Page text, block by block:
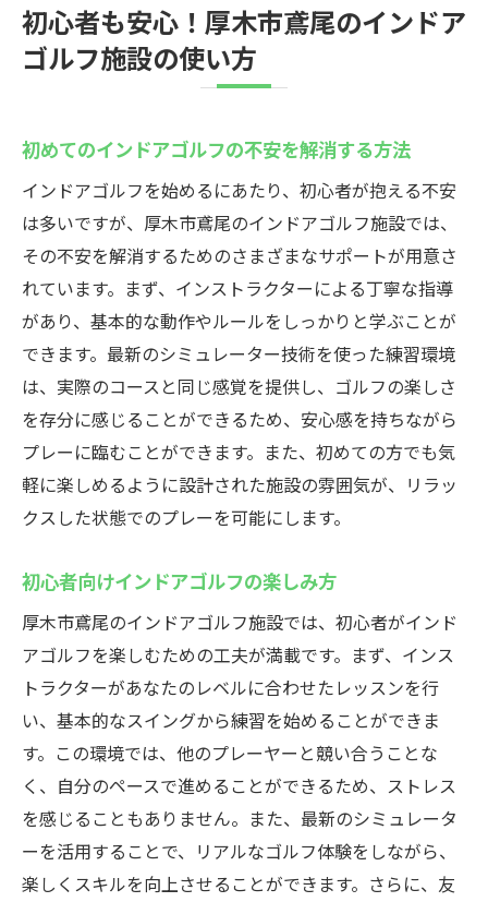
初心者も安心！厚木市鳶尾のインドア
ゴルフ施設の使い方
初めてのインドアゴルフの不安を解消する方法
インドアゴルフを始めるにあたり、初心者が抱える不安
は多いですが、厚木市鳶尾のインドアゴルフ施設では、
その不安を解消するためのさまざまなサポートが用意さ
れています。まず、インストラクターによる丁寧な指導
があり、基本的な動作やルールをしっかりと学ぶことが
できます。最新のシミュレーター技術を使った練習環境
は、実際のコースと同じ感覚を提供し、ゴルフの楽しさ
を存分に感じることができるため、安心感を持ちながら
プレーに臨むことができます。また、初めての方でも気
軽に楽しめるように設計された施設の雰囲気が、リラッ
クスした状態でのプレーを可能にします。
初心者向けインドアゴルフの楽しみ方
厚木市鳶尾のインドアゴルフ施設では、初心者がインド
アゴルフを楽しむための工夫が満載です。まず、インス
トラクターがあなたのレベルに合わせたレッスンを行
い、基本的なスイングから練習を始めることができま
す。この環境では、他のプレーヤーと競い合うことな
く、自分のペースで進めることができるため、ストレス
を感じることもありません。また、最新のシミュレータ
ーを活用することで、リアルなゴルフ体験をしながら、
楽しくスキルを向上させることができます。さらに、友